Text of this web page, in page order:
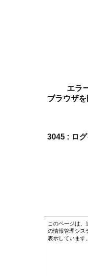
エラ
ブラウザ
3045 : ロ
このページは、
の情報管理シス
表示しています。